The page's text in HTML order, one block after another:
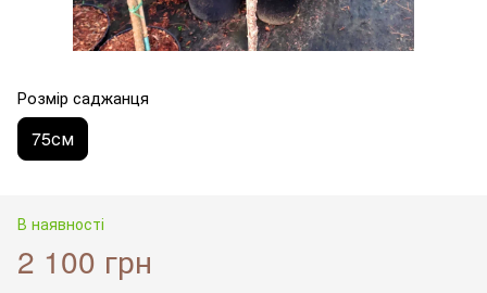
Розмір саджанця
75см
В наявності
2 100 грн